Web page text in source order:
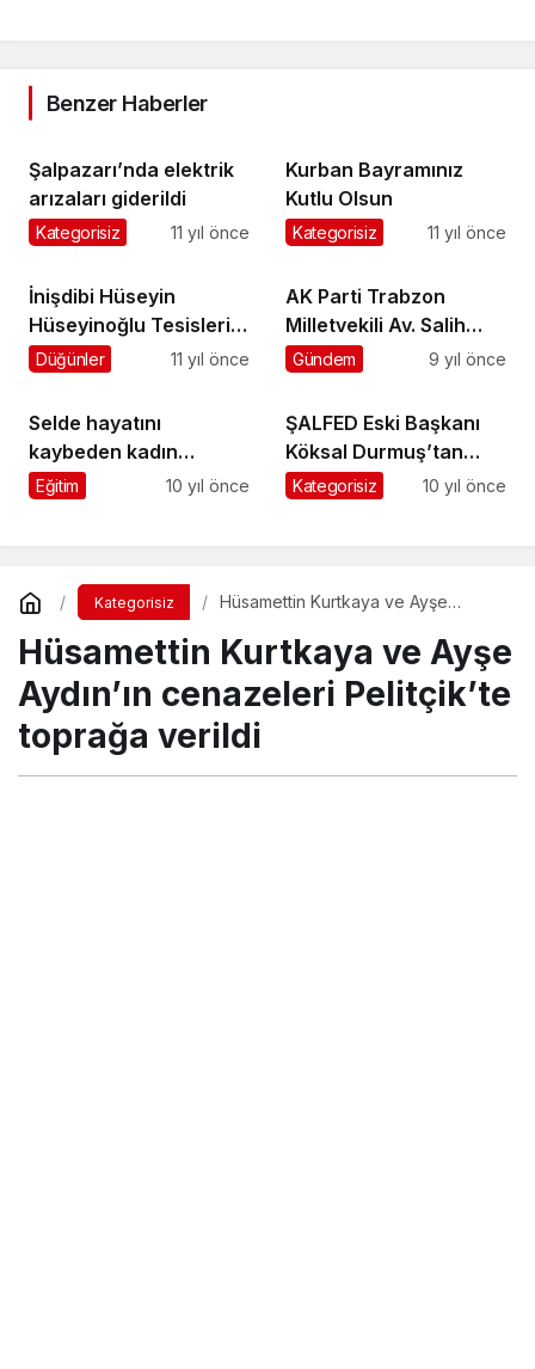
Benzer Haberler
Şalpazarı’nda elektrik
arızaları giderildi
Kategorisiz 11 yıl önce
Kurban Bayramınız
Kutlu Olsun
Kategorisiz 11 yıl önce
İnişdibi Hüseyin
Hüseyinoğlu Tesisleri
çarşamba günü
Düğünler 11 yıl önce
AK Parti Trabzon
Milletvekili Av. Salih
Cora Şalpazarı’nda
Gündem 9 yıl önce
Selde hayatını
kaybeden kadın
Doğancı’da toprağa
Eğitim 10 yıl önce
ŞALFED Eski Başkanı
Köksal Durmuş’tan
Bayram Mesajı:
Kategorisiz 10 yıl önce
Kategorisiz
Hüsamettin Kurtkaya ve Ayşe
toprağa verildi
Hüsamettin Kurtkaya ve Ayşe
Aydın’ın cenazeleri Pelitçik’te
toprağa verildi